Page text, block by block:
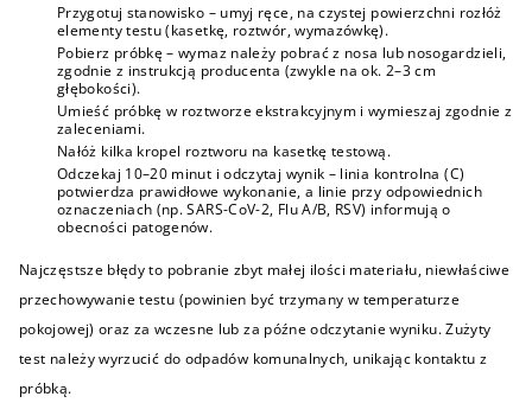
Przygotuj stanowisko – umyj ręce, na czystej powierzchni rozłóż
elementy testu (kasetkę, roztwór, wymazówkę).
Pobierz próbkę – wymaz należy pobrać z nosa lub nosogardzieli,
zgodnie z instrukcją producenta (zwykle na ok. 2–3 cm
głębokości).
Umieść próbkę w roztworze ekstrakcyjnym i wymieszaj zgodnie z
zaleceniami.
Nałóż kilka kropel roztworu na kasetkę testową.
Odczekaj 10–20 minut i odczytaj wynik – linia kontrolna (C)
potwierdza prawidłowe wykonanie, a linie przy odpowiednich
oznaczeniach (np. SARS-CoV-2, Flu A/B, RSV) informują o
obecności patogenów.
Najczęstsze błędy to pobranie zbyt małej ilości materiału, niewłaściwe
przechowywanie testu (powinien być trzymany w temperaturze
pokojowej) oraz za wczesne lub za późne odczytanie wyniku. Zużyty
test należy wyrzucić do odpadów komunalnych, unikając kontaktu z
próbką.